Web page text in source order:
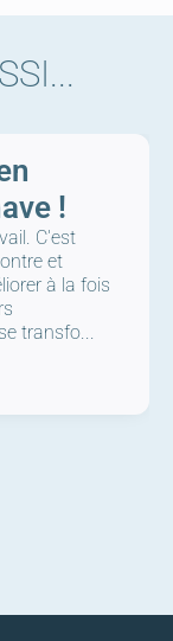
!
C'est
et
à la fois
transfo...